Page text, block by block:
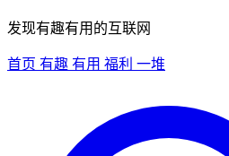
发现有趣有用的互联网
首页 有趣 有用 福利 一堆